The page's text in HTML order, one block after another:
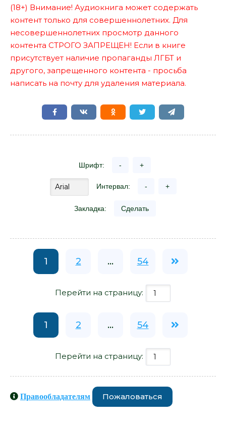
(18+) Внимание! Аудиокнига может содержать
контент только для совершеннолетних. Для
несовершеннолетних просмотр данного
контента СТРОГО ЗАПРЕЩЕН! Если в книге
присутствует наличие пропаганды ЛГБТ и
другого, запрещенного контента - просьба
написать на почту для удаления материала.
Шрифт: - +
Интервал: - +
Закладка: Сделать
1 2 ... 54
Перейти на страницу:
1 2 ... 54
Перейти на страницу:
Правообладателям Пожаловаться